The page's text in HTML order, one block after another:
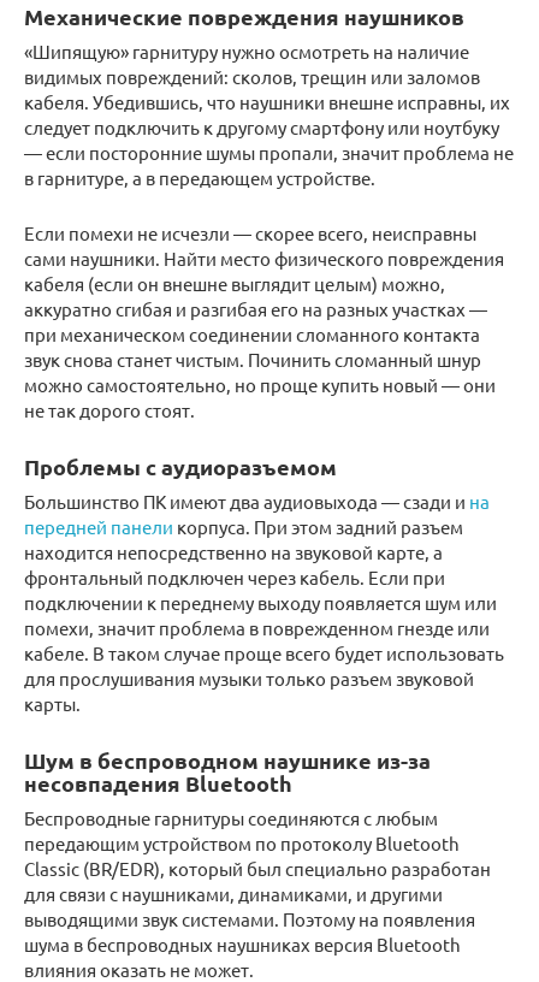
Механические повреждения наушников
«Шипящую» гарнитуру нужно осмотреть на наличие
видимых повреждений: сколов, трещин или заломов
кабеля. Убедившись, что наушники внешне исправны, их
следует подключить к другому смартфону или ноутбуку
— если посторонние шумы пропали, значит проблема не
в гарнитуре, а в передающем устройстве.
Если помехи не исчезли — скорее всего, неисправны
сами наушники. Найти место физического повреждения
кабеля (если он внешне выглядит целым) можно,
аккуратно сгибая и разгибая его на разных участках —
при механическом соединении сломанного контакта
звук снова станет чистым. Починить сломанный шнур
можно самостоятельно, но проще купить новый — они
не так дорого стоят.
Проблемы с аудиоразъемом
Большинство ПК имеют два аудиовыхода — сзади и на
передней панели корпуса. При этом задний разъем
находится непосредственно на звуковой карте, а
фронтальный подключен через кабель. Если при
подключении к переднему выходу появляется шум или
помехи, значит проблема в поврежденном гнезде или
кабеле. В таком случае проще всего будет использовать
для прослушивания музыки только разъем звуковой
карты.
Шум в беспроводном наушнике из-за
несовпадения Bluetooth
Беспроводные гарнитуры соединяются с любым
передающим устройством по протоколу Bluetooth
Classic (BR/EDR), который был специально разработан
для связи с наушниками, динамиками, и другими
выводящими звук системами. Поэтому на появления
шума в беспроводных наушниках версия Bluetooth
влияния оказать не может.